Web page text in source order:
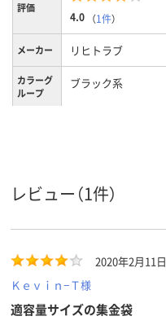
評価
4.0 （1件）
メーカー リヒトラブ
カラーグ
ループ
ブラック系
タイプ A5、横型
レビュー（1件）
2020年2月11日
Ｋｅｖｉｎ−Ｔ様
適容量サイズの集金袋